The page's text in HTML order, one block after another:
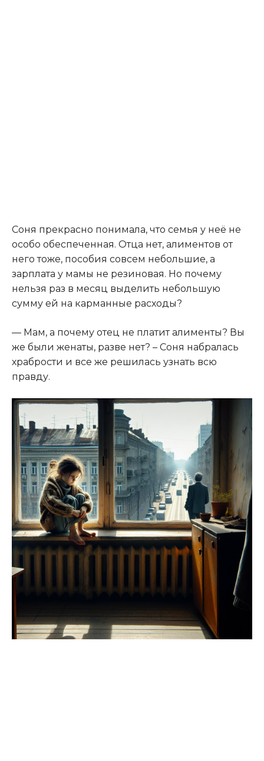
Соня прекрасно понимала, что семья у неё не
особо обеспеченная. Отца нет, алиментов от
него тоже, пособия совсем небольшие, а
зарплата у мамы не резиновая. Но почему
нельзя раз в месяц выделить небольшую
сумму ей на карманные расходы?
— Мам, а почему отец не платит алименты? Вы
же были женаты, разве нет? – Соня набралась
храбрости и все же решилась узнать всю
правду.